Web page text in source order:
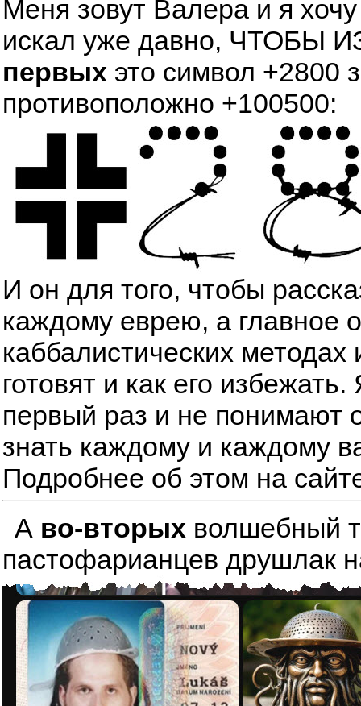
Меня зовут Валера и я
искал уже давно,
первых это символ +2800
противоположно +100500:
И он для того, чтобы
каждому еврею, а главное
каббалистических
готовят и как его
первый раз и не понимают
знать каждому и каждому
Подробнее об этом на
А во-вторых волшебный
пастофарианцев друшлак